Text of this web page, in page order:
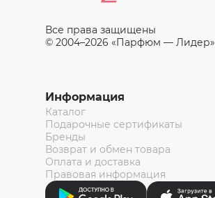
Все права защищены
© 2004–2026 «Парфюм — Лидер»
Информация
Каталог
Подарочные сертификаты
Бренды
Возврат и обмен товара
Оплата и доставка
Правовая информация